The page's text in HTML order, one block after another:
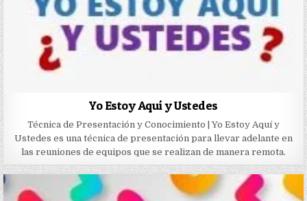
Yo Estoy Aquí y Ustedes
Técnica de Presentación y Conocimiento | Yo Estoy Aquí y
Ustedes es una técnica de presentación para llevar adelante en
las reuniones de equipos que se realizan de manera remota.